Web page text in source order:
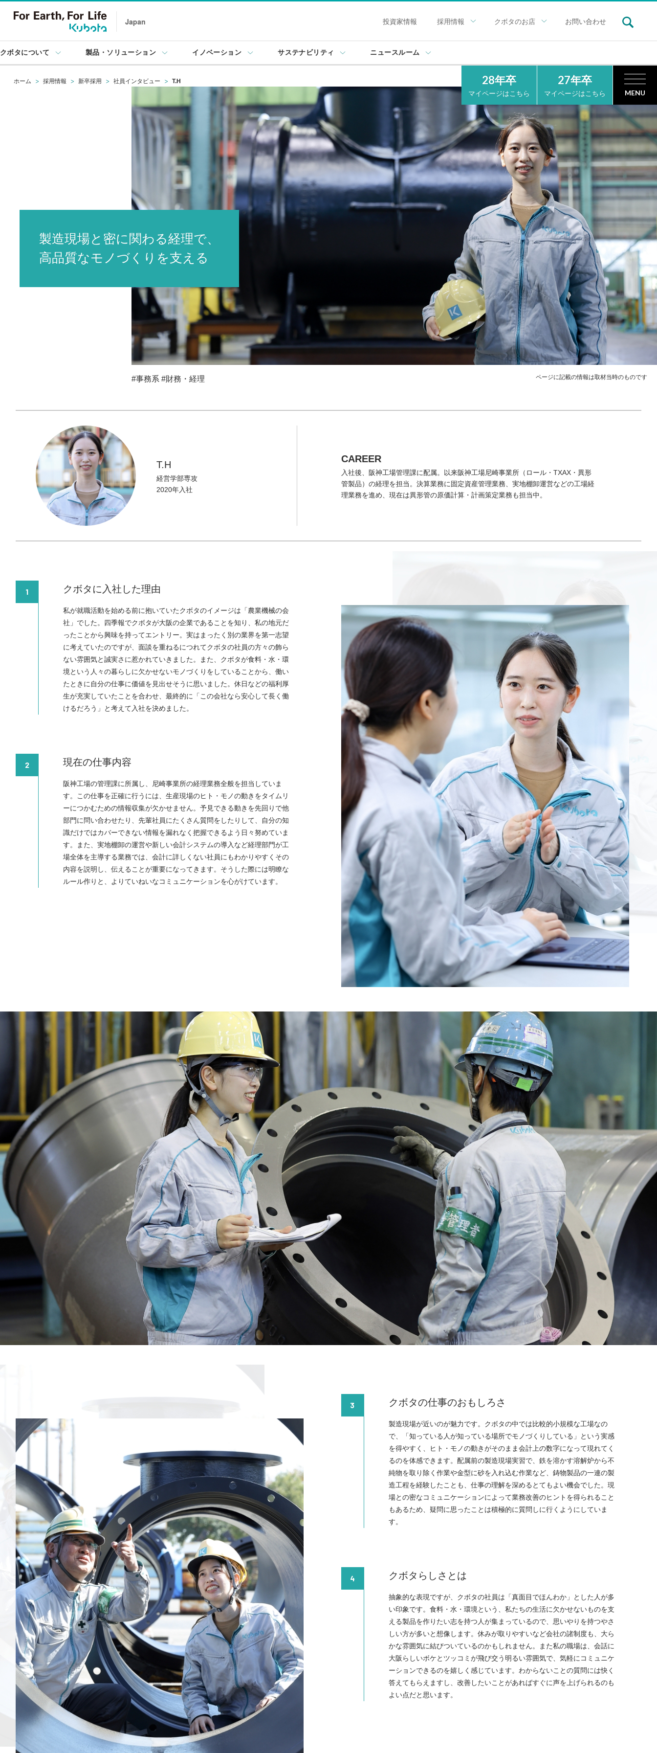
Japan 投資家情報 採用情報 クボタのお店 お問い合わせ
クボタについて 製品・ソリューション イノベーション サステナビリティ ニュースルーム
28年卒
マイページはこちら
27年卒
マイページはこちら MENU
MESSAGE
メッセージ
First
クボタについて
3分でわかるクボタ
クボタを企業研究する
People
地球の未来を
拓く人
動画で知る～クボタ社員の仕事に密着
社員インタビュー
WORK LOCATION
働く場所を知る
世界のクボタから
WORKSTYLE
クボタの働き方
INTERNSHIP
インターンシップ情報
クボタインターンシップ
RECRUIT
採用情報
求める人財像
募集要項
応募フロー・選考方式
採用FAQ
就活ハラスメント防止
お問い合わせ
ホーム 採用情報 新卒採用 社員インタビュー T.H
製造現場と密に関わる経理で、
高品質なモノづくりを支える
#事務系 #財務・経理 ページに記載の情報は取材当時のものです
T.H
経営学部専攻
2020年入社
CAREER
入社後、阪神工場管理課に配属。以来阪神工場尼崎事業所（ロール・TXAX・異形
管製品）の経理を担当。決算業務に固定資産管理業務、実地棚卸運営などの工場経
理業務を進め、現在は異形管の原価計算・計画策定業務も担当中。
1 クボタに入社した理由
私が就職活動を始める前に抱いていたクボタのイメージは「農業機械の会
社」でした。四季報でクボタが大阪の企業であることを知り、私の地元だ
ったことから興味を持ってエントリー。実はまったく別の業界を第一志望
に考えていたのですが、面談を重ねるにつれてクボタの社員の方々の飾ら
ない雰囲気と誠実さに惹かれていきました。また、クボタが食料・水・環
境という人々の暮らしに欠かせないモノづくりをしていることから、働い
たときに自分の仕事に価値を見出せそうに思いました。休日などの福利厚
生が充実していたことを合わせ、最終的に「この会社なら安心して長く働
けるだろう」と考えて入社を決めました。
2 現在の仕事内容
阪神工場の管理課に所属し、尼崎事業所の経理業務全般を担当していま
す。この仕事を正確に行うには、生産現場のヒト・モノの動きをタイムリ
ーにつかむための情報収集が欠かせません。予見できる動きを先回りで他
部門に問い合わせたり、先輩社員にたくさん質問をしたりして、自分の知
識だけではカバーできない情報を漏れなく把握できるよう日々努めていま
す。また、実地棚卸の運営や新しい会計システムの導入など経理部門が工
場全体を主導する業務では、会計に詳しくない社員にもわかりやすくその
内容を説明し、伝えることが重要になってきます。そうした際には明瞭な
ルール作りと、よりていねいなコミュニケーションを心がけています。
3 クボタの仕事のおもしろさ
製造現場が近いのが魅力です。クボタの中では比較的小規模な工場なの
で、「知っている人が知っている場所でモノづくりしている」という実感
を得やすく、ヒト・モノの動きがそのまま会計上の数字になって現れてく
るのを体感できます。配属前の製造現場実習で、鉄を溶かす溶解炉から不
純物を取り除く作業や金型に砂を入れ込む作業など、鋳物製品の一連の製
造工程を経験したことも、仕事の理解を深めるとてもよい機会でした。現
場との密なコミュニケーションによって業務改善のヒントを得られること
もあるため、疑問に思ったことは積極的に質問しに行くようにしていま
す。
4 クボタらしさとは
抽象的な表現ですが、クボタの社員は「真面目でほんわか」とした人が多
い印象です。食料・水・環境という、私たちの生活に欠かせないものを支
える製品を作りたい志を持つ人が集まっているので、思いやりを持つやさ
しい方が多いと想像します。休みが取りやすいなど会社の諸制度も、大ら
かな雰囲気に結びついているのかもしれません。また私の職場は、会話に
大阪らしいボケとツッコミが飛び交う明るい雰囲気で、気軽にコミュニケ
ーションできるのを嬉しく感じています。わからないことの質問には快く
答えてもらえますし、改善したいことがあればすぐに声を上げられるのも
よい点だと思います。